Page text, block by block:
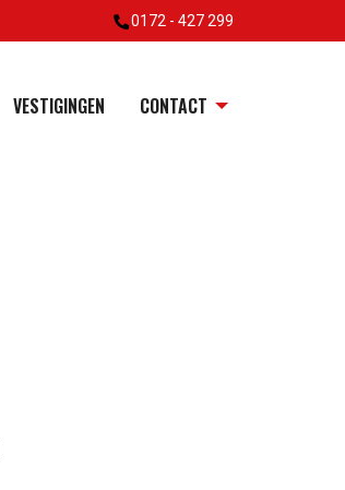
0172 - 427 299
VESTIGINGEN CONTACT